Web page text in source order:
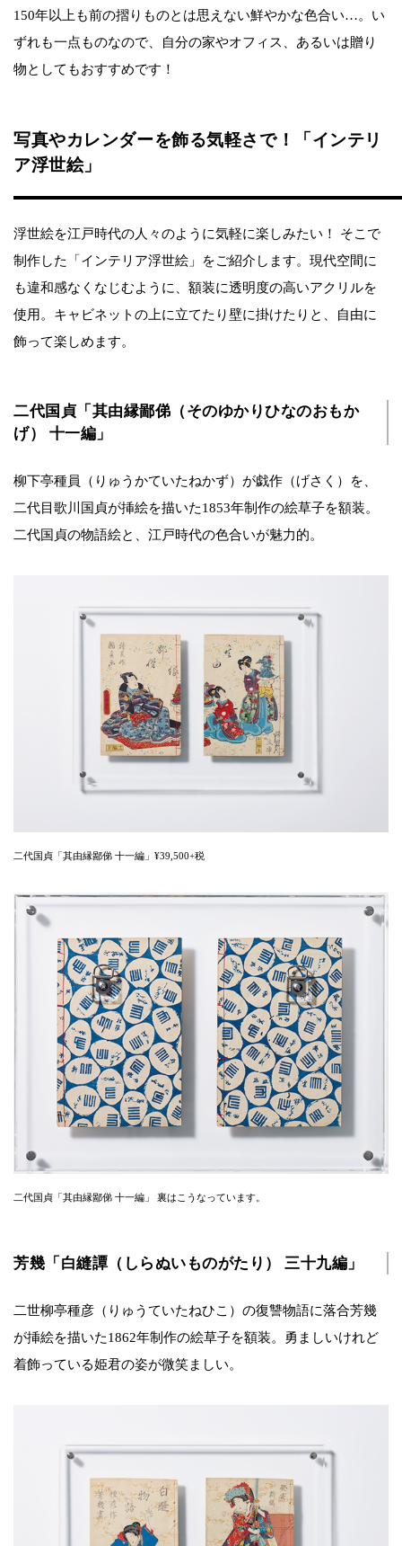
150年以上も前の摺りものとは思えない鮮やかな色合い…。い
ずれも一点ものなので、自分の家やオフィス、あるいは贈り
物としてもおすすめです！
写真やカレンダーを飾る気軽さで！「インテリ
ア浮世絵」
浮世絵を江戸時代の人々のように気軽に楽しみたい！ そこで
制作した「インテリア浮世絵」をご紹介します。現代空間に
も違和感なくなじむように、額装に透明度の高いアクリルを
使用。キャビネットの上に立てたり壁に掛けたりと、自由に
飾って楽しめます。
二代国貞「其由縁鄙俤（そのゆかりひなのおもか
げ） 十一編」
柳下亭種員（りゅうかていたねかず）が戯作（げさく）を、
二代目歌川国貞が挿絵を描いた1853年制作の絵草子を額装。
二代国貞の物語絵と、江戸時代の色合いが魅力的。
二代国貞「其由縁鄙俤 十一編」¥39,500+税
二代国貞「其由縁鄙俤 十一編」 裏はこうなっています。
芳幾「白縫譚（しらぬいものがたり） 三十九編」
二世柳亭種彦（りゅうていたねひこ）の復讐物語に落合芳幾
が挿絵を描いた1862年制作の絵草子を額装。勇ましいけれど
着飾っている姫君の姿が微笑ましい。